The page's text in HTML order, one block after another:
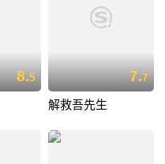
8.5 7.7
解救吾先生